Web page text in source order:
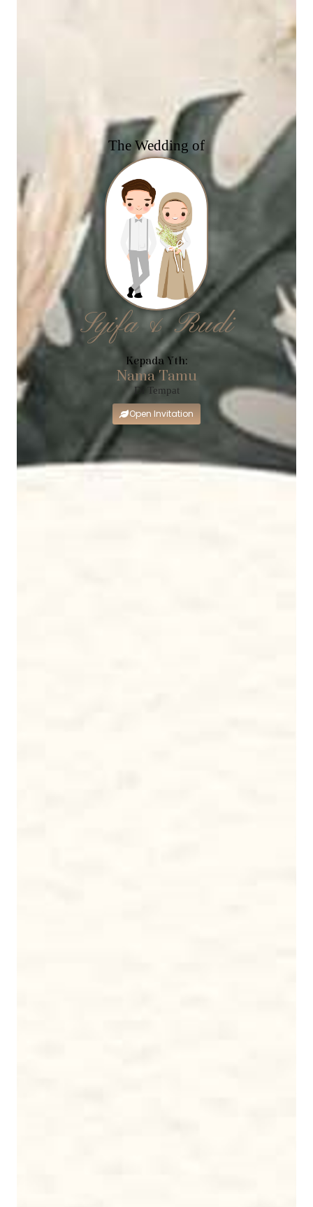
The Wedding of
Syifa & Rudi
Kepada Yth:
Nama Tamu
Di Tempat
Open Invitation